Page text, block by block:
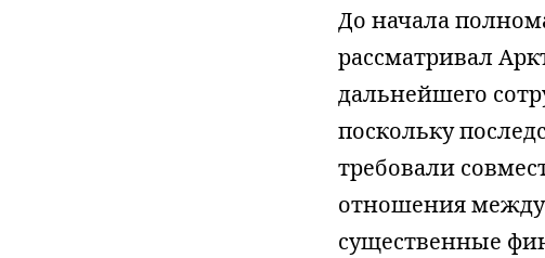
До начала
рассматривал
дальнейшего
поскольку
требовали
отношения между
существенные